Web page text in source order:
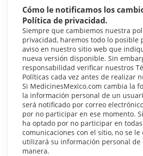
Cómo le notificamos los
Política de privacidad.
Siempre que cambiemos nuestra
privacidad, haremos todo lo posible
aviso en nuestro sitio web que
nueva versión disponible. Sin
responsabilidad verificar nuestros
Políticas cada vez antes de realizar
Si MedicinesMexico.com cambia la
la información personal de un
será notificado por correo
por no participar en ese momento.
ha optado por no participar en
comunicaciones con el sitio, no se le
utilizará su información personal de
manera.